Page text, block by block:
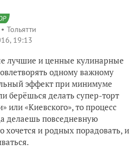
Тольятти
19:13
лучшие и ценные кулинарные
одному важному
эффект при минимуме
берёшься делать супер-торт
или «Киевского», то процесс
делаешь повседневную
хочется и родных порадовать, и